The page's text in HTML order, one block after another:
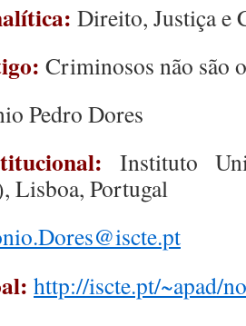
Direito, Justiça e
Criminosos não são
Pedro Dores
Instituto
Lisboa, Portugal
http://iscte.pt/~apad/